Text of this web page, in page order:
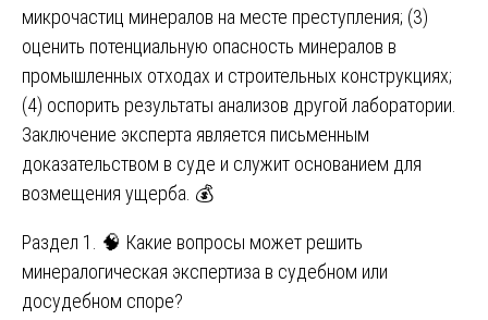
микрочастиц минералов на месте преступления; (3)
оценить потенциальную опасность минералов в
промышленных отходах и строительных конструкциях;
(4) оспорить результаты анализов другой лаборатории.
Заключение эксперта является письменным
доказательством в суде и служит основанием для
возмещения ущерба. 💰
Раздел 1. 🧠 Какие вопросы может решить
минералогическая экспертиза в судебном или
досудебном споре?